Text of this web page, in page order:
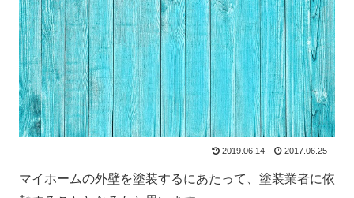
2019.06.14 2017.06.25
マイホームの外壁を塗装するにあたって、塗装業者に依